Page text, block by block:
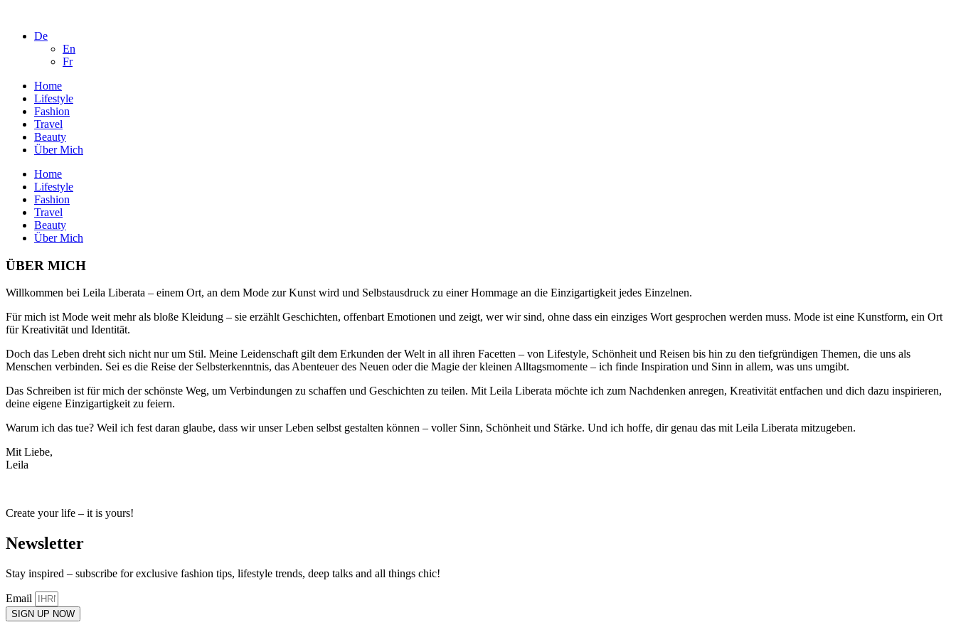
De
En
Fr
Home
Lifestyle
Fashion
Travel
Beauty
Über Mich
Home
Lifestyle
Fashion
Travel
Beauty
Über Mich
ÜBER MICH
Willkommen bei Leila Liberata – einem Ort, an dem Mode zur Kunst wird und Selbstausdruck zu einer Hommage an die Einzigartigkeit jedes Einzelnen.
Für mich ist Mode weit mehr als bloße Kleidung – sie erzählt Geschichten, offenbart Emotionen und zeigt, wer wir sind, ohne dass ein einziges Wort gesprochen werden muss. Mode ist eine Kunstform, ein Ort
für Kreativität und Identität.
Doch das Leben dreht sich nicht nur um Stil. Meine Leidenschaft gilt dem Erkunden der Welt in all ihren Facetten – von Lifestyle, Schönheit und Reisen bis hin zu den tiefgründigen Themen, die uns als
Menschen verbinden. Sei es die Reise der Selbsterkenntnis, das Abenteuer des Neuen oder die Magie der kleinen Alltagsmomente – ich finde Inspiration und Sinn in allem, was uns umgibt.
Das Schreiben ist für mich der schönste Weg, um Verbindungen zu schaffen und Geschichten zu teilen. Mit Leila Liberata möchte ich zum Nachdenken anregen, Kreativität entfachen und dich dazu inspirieren,
deine eigene Einzigartigkeit zu feiern.
Warum ich das tue? Weil ich fest daran glaube, dass wir unser Leben selbst gestalten können – voller Sinn, Schönheit und Stärke. Und ich hoffe, dir genau das mit Leila Liberata mitzugeben.
Mit Liebe,
Leila
Create your life – it is yours!
Newsletter
Stay inspired – subscribe for exclusive fashion tips, lifestyle trends, deep talks and all things chic!
Email
SIGN UP NOW